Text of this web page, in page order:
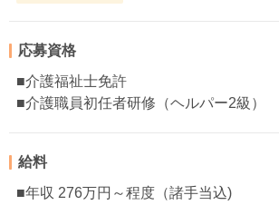
応募資格
■介護福祉士免許
■介護職員初任者研修（ヘルパー2級）
給料
■年収 276万円～程度（諸手当込)